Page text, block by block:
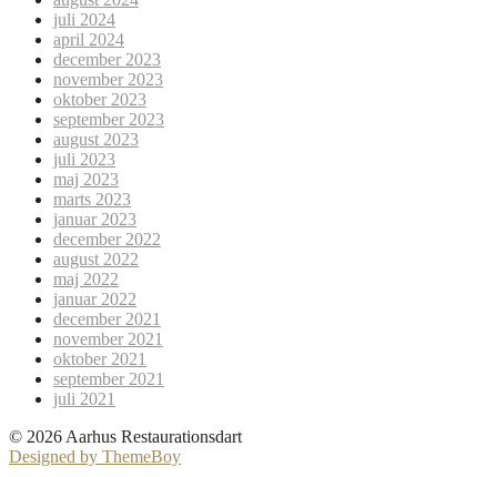
juli 2024
april 2024
december 2023
november 2023
oktober 2023
september 2023
august 2023
juli 2023
maj 2023
marts 2023
januar 2023
december 2022
august 2022
maj 2022
januar 2022
december 2021
november 2021
oktober 2021
september 2021
juli 2021
© 2026 Aarhus Restaurationsdart
Designed by ThemeBoy